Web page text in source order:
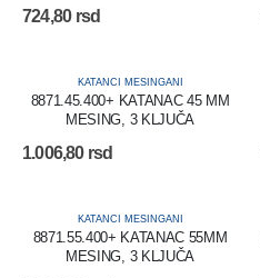
724,80 rsd
KATANCI MESINGANI
8871.45.400+ KATANAC 45 MM
MESING, 3 KLJUČA
1.006,80 rsd
KATANCI MESINGANI
8871.55.400+ KATANAC 55MM
MESING, 3 KLJUČA